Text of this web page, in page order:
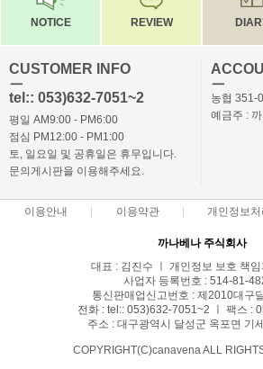
NOTICE REVIEW
CUSTOMER INFO
ㅡ
tel:: 053)632-7051~2
평일 AM9:00 - PM6:00
점심 PM12:00 - PM1:00
토, 일요일 및 공휴일은 휴무입니다.
문의게시판을 이용해주세요.
ㅡ
농협 351-
예금주 :
이용안내 이용약관 개인정보처
까나베나 주식회사
대표 : 김진수 ㅣ 개인정보 보호 책
사업자 등록번호 : 514-81-
통신판매업신고번호 : 제2010대구
전화 : tel:: 053)632-7051~2 ㅣ 팩스 :
주소 : 대구광역시 달성군 옥포면 기
COPYRIGHT(C)canavena ALL